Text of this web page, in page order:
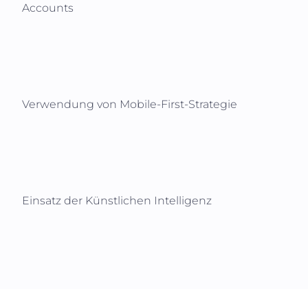
Accounts
Verwendung von Mobile-First-Strategie
Einsatz der Künstlichen Intelligenz